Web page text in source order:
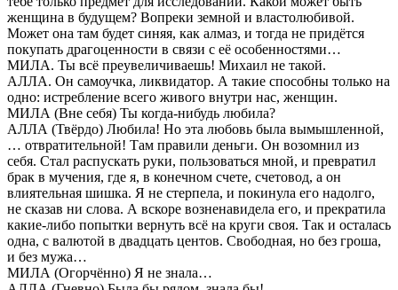
женщина в будущем? Вопреки земной и властолюбивой.
Может она там будет синяя, как алмаз, и тогда не придётся
покупать драгоценности в связи с её особенностями…
МИЛА. Ты всё преувеличиваешь! Михаил не такой.
АЛЛА. Он самоучка, ликвидатор. А такие способны только на
одно: истребление всего живого внутри нас, женщин.
МИЛА (Вне себя) Ты когда-нибудь любила?
АЛЛА (Твёрдо) Любила! Но эта любовь была вымышленной,
… отвратительной! Там правили деньги. Он возомнил из
себя. Стал распускать руки, пользоваться мной, и превратил
брак в мучения, где я, в конечном счете, счетовод, а он
влиятельная шишка. Я не стерпела, и покинула его надолго,
не сказав ни слова. А вскоре возненавидела его, и прекратила
какие-либо попытки вернуть всё на круги своя. Так и осталась
одна, с валютой в двадцать центов. Свободная, но без гроша,
и без мужа…
МИЛА (Огорчённо) Я не знала…